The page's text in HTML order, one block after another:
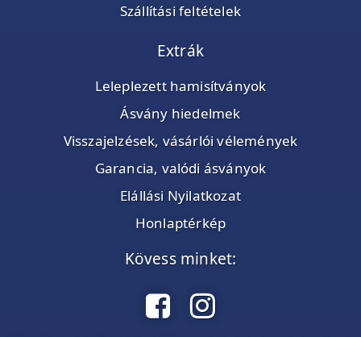
Szállítási feltételek
Extrák
Leleplezett hamisítványok
Ásvány hiedelmek
Visszajelzések, vásárlói vélemények
Garancia, valódi ásványok
Elállási Nyilatkozat
Honlaptérkép
Kövess minket: